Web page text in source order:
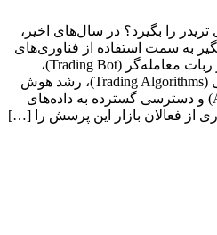
تریدر را بگیرد؟ در سال‌های اخیر،
به سمت استفاده از فناوری‌های
پیشرفته حرکت کرده‌اند. ظهور ربات معامله‌گر (Trading Bot)،
گسترش الگوریتم‌های معاملاتی (Trading Algorithms)، رشد هوش
مصنوعی (Artificial Intelligence) و دسترسی گسترده به داده‌های
از فعالان بازار این پرسش را […]